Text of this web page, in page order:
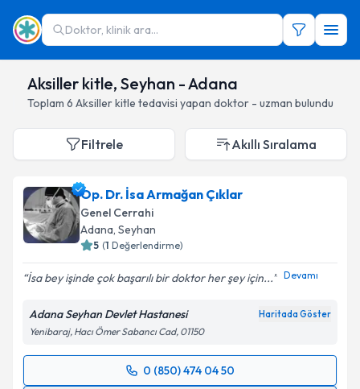
Doktor, klinik ara...
Aksiller kitle, Seyhan - Adana
Toplam 6 Aksiller kitle tedavisi yapan doktor - uzman bulundu
Filtrele Akıllı Sıralama
Op. Dr. İsa Armağan Çıklar
Genel Cerrahi
Adana, Seyhan
5 (1 Değerlendirme)
İsa bey işinde çok başarılı bir doktor her şey için... Devamı
Adana Seyhan Devlet Hastanesi Haritada Göster
Yenibaraj, Hacı Ömer Sabancı Cad, 01150
0 (850) 474 04 50
Randevu Takvimi Talebi